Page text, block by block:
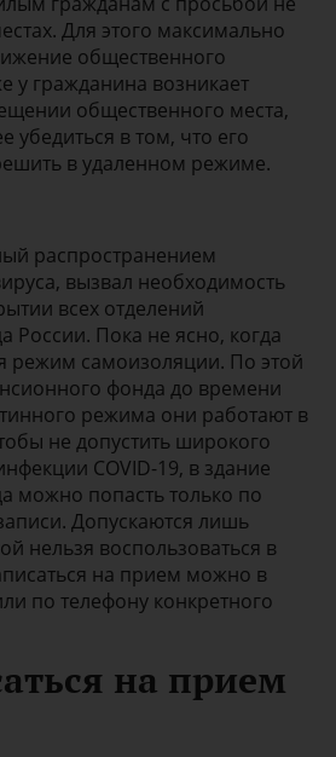
Для этого максимально
общественного
у гражданина возникает
общественного места,
убедиться в том, что его
в удаленном режиме.
распространением
вызвал необходимость
всех отделений
России. Пока не ясно, когда
режим самоизоляции. По этой
фонда до времени
режима они работают в
не допустить широкого
COVID-19, в здание
можно попасть только по
Допускаются лишь
нельзя воспользоваться в
на прием можно в
по телефону конкретного
на прием